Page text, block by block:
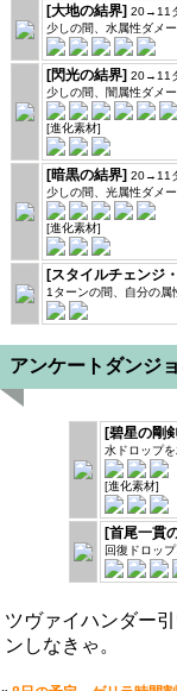
[大地の結界] 20→11
少しの間、水属性ダメ
[閃光の結界] 20→11
少しの間、闇属性ダメ
[進化素材]
[暗黒の結界] 20→11
少しの間、光属性ダメ
[進化素材]
[スタイルチェンジ
1ターンの間、自分の属
アンケートダンジ
[碧星の剛
水ドロップ
[進化素材]
[首尾一貫
回復ドロッ
ツヴァイハンダー
ンしなきゃ。